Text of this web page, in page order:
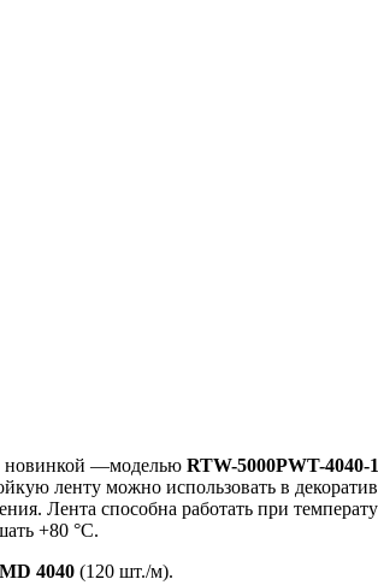
новинкой —моделью RTW-5000PWT-4040-
ленту можно использовать в
Лента способна работать при
+80 °C.
4040 (120 шт./м).